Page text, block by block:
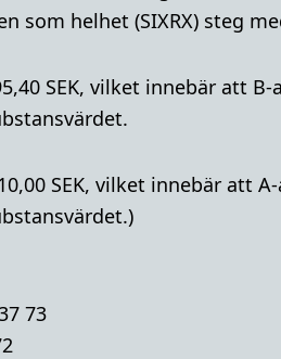
som helhet (SIXRX) steg
SEK, vilket innebär att
SEK, vilket innebär att
73